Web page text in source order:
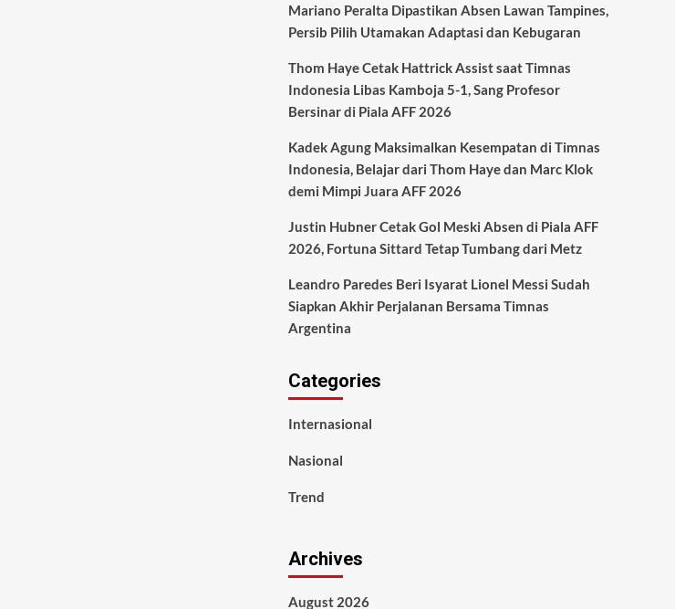
Mariano Peralta Dipastikan Absen Lawan Tampines,
Persib Pilih Utamakan Adaptasi dan Kebugaran
Thom Haye Cetak Hattrick Assist saat Timnas
Indonesia Libas Kamboja 5-1, Sang Profesor
Bersinar di Piala AFF 2026
Kadek Agung Maksimalkan Kesempatan di Timnas
Indonesia, Belajar dari Thom Haye dan Marc Klok
demi Mimpi Juara AFF 2026
Justin Hubner Cetak Gol Meski Absen di Piala AFF
2026, Fortuna Sittard Tetap Tumbang dari Metz
Leandro Paredes Beri Isyarat Lionel Messi Sudah
Siapkan Akhir Perjalanan Bersama Timnas
Argentina
Categories
Internasional
Nasional
Trend
Archives
August 2026